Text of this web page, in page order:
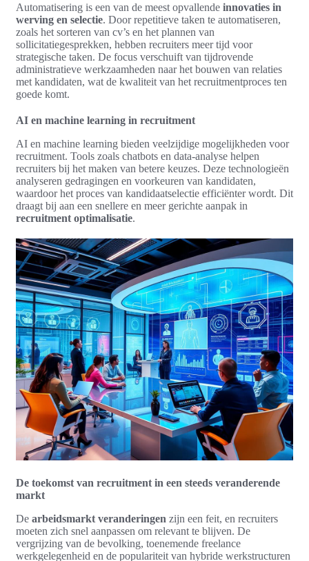
Automatisering is een van de meest opvallende innovaties in
werving en selectie. Door repetitieve taken te automatiseren,
zoals het sorteren van cv’s en het plannen van
sollicitatiegesprekken, hebben recruiters meer tijd voor
strategische taken. De focus verschuift van tijdrovende
administratieve werkzaamheden naar het bouwen van relaties
met kandidaten, wat de kwaliteit van het recruitmentproces ten
goede komt.
AI en machine learning in recruitment
AI en machine learning bieden veelzijdige mogelijkheden voor
recruitment. Tools zoals chatbots en data-analyse helpen
recruiters bij het maken van betere keuzes. Deze technologieën
analyseren gedragingen en voorkeuren van kandidaten,
waardoor het proces van kandidaatselectie efficiënter wordt. Dit
draagt bij aan een snellere en meer gerichte aanpak in
recruitment optimalisatie.
De toekomst van recruitment in een steeds veranderende
markt
De arbeidsmarkt veranderingen zijn een feit, en recruiters
moeten zich snel aanpassen om relevant te blijven. De
vergrijzing van de bevolking, toenemende freelance
werkgelegenheid en de populariteit van hybride werkstructuren